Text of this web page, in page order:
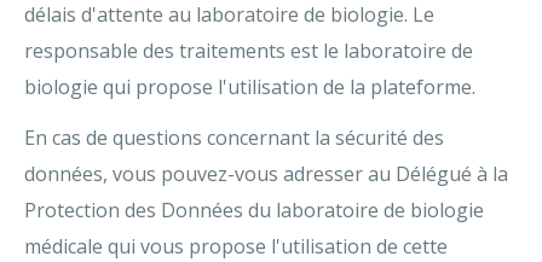
délais d'attente au laboratoire de biologie. Le
responsable des traitements est le laboratoire de
biologie qui propose l'utilisation de la plateforme.
En cas de questions concernant la sécurité des
données, vous pouvez-vous adresser au Délégué à la
Protection des Données du laboratoire de biologie
médicale qui vous propose l'utilisation de cette